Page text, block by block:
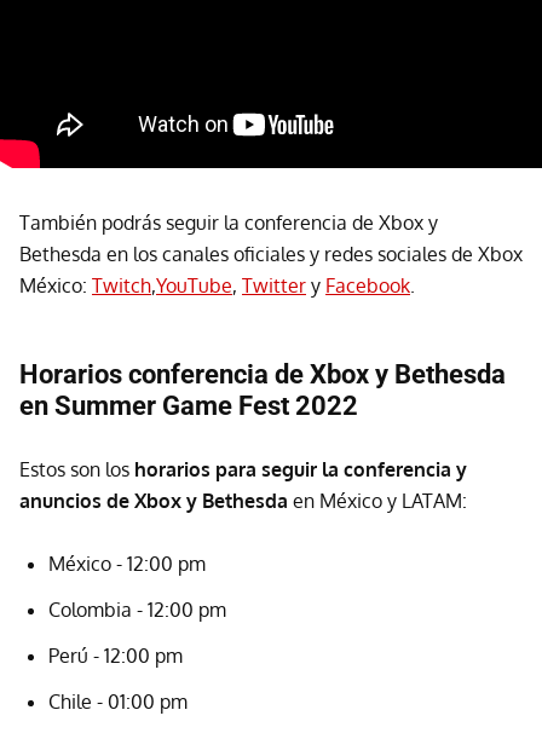
También podrás seguir la conferencia de Xbox y
Bethesda en los canales oficiales y redes sociales de Xbox
México: Twitch,YouTube, Twitter y Facebook
Horarios conferencia de Xbox y Bethesda
en Summer Game Fest 2022
Estos son los horarios para seguir la conferencia y
anuncios de Xbox y Bethesda en México y LATAM:
México - 12:00 pm
Colombia - 12:00 pm
Perú - 12:00 pm
Chile - 01:00 pm